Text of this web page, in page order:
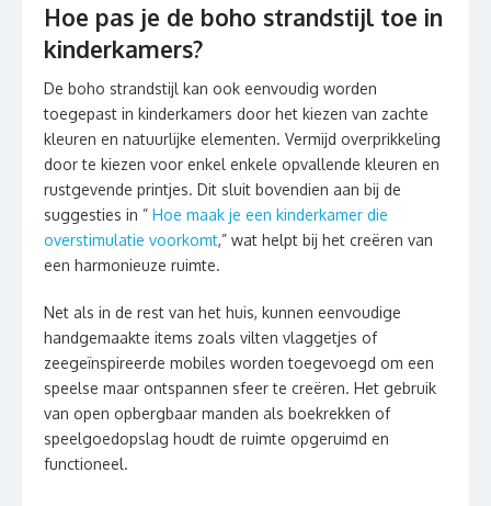
Hoe pas je de boho strandstijl toe in
kinderkamers?
De boho strandstijl kan ook eenvoudig worden
toegepast in kinderkamers door het kiezen van zachte
kleuren en natuurlijke elementen. Vermijd overprikkeling
door te kiezen voor enkel enkele opvallende kleuren en
rustgevende printjes. Dit sluit bovendien aan bij de
suggesties in ” Hoe maak je een kinderkamer die
overstimulatie voorkomt,” wat helpt bij het creëren van
een harmonieuze ruimte.
Net als in de rest van het huis, kunnen eenvoudige
handgemaakte items zoals vilten vlaggetjes of
zeegeïnspireerde mobiles worden toegevoegd om een
speelse maar ontspannen sfeer te creëren. Het gebruik
van open opbergbaar manden als boekrekken of
speelgoedopslag houdt de ruimte opgeruimd en
functioneel.